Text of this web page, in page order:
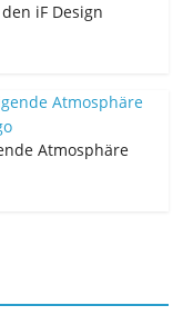
iF Design
Atmosphäre